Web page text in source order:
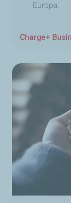
Europa.
Charge+